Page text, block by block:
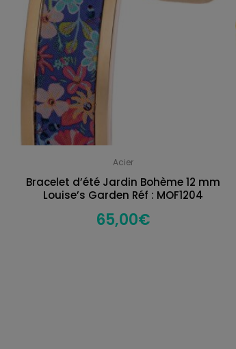
Acier
Bracelet d’été Jardin Bohème 12 mm
Louise’s Garden Réf : MOF1204
65,00€